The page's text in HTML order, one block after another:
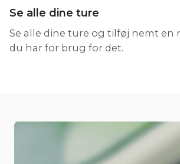
Se alle dine ture
Se alle dine ture og tilføj nemt en
du har for brug for det.